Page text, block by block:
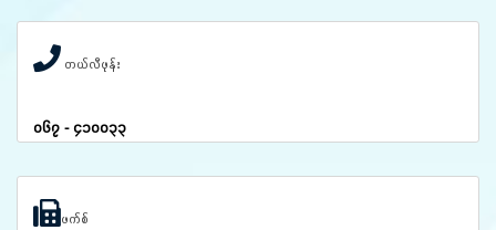
တယ်လီဖုန်း
၀၆၇ - ၄၁၀၀၃၃
ဖက်စ်